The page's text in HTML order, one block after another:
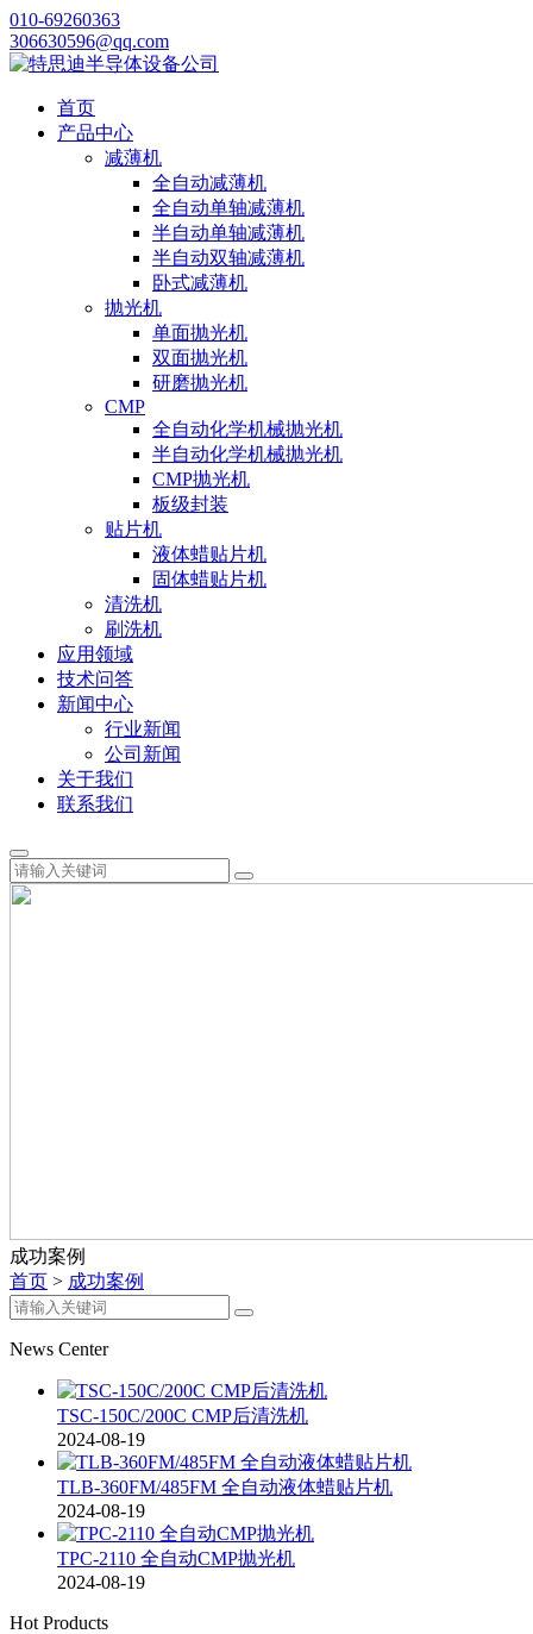
010-69260363
306630596@qq.com
首页
产品中心
减薄机
全自动减薄机
全自动单轴减薄机
半自动单轴减薄机
半自动双轴减薄机
卧式减薄机
抛光机
单面抛光机
双面抛光机
研磨抛光机
CMP
全自动化学机械抛光机
半自动化学机械抛光机
CMP抛光机
板级封装
贴片机
液体蜡贴片机
固体蜡贴片机
清洗机
刷洗机
应用领域
技术问答
新闻中心
行业新闻
公司新闻
关于我们
联系我们
成功案例
首页 > 成功案例
News Center
TSC-150C/200C CMP后清洗机
2024-08-19
TLB-360FM/485FM 全自动液体蜡贴片机
2024-08-19
TPC-2110 全自动CMP抛光机
2024-08-19
Hot Products